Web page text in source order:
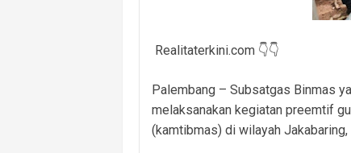
Realitaterkini.com 👇👇
Palembang – Subsatgas Binmas
melaksanakan kegiatan preemtif
(kamtibmas) di wilayah